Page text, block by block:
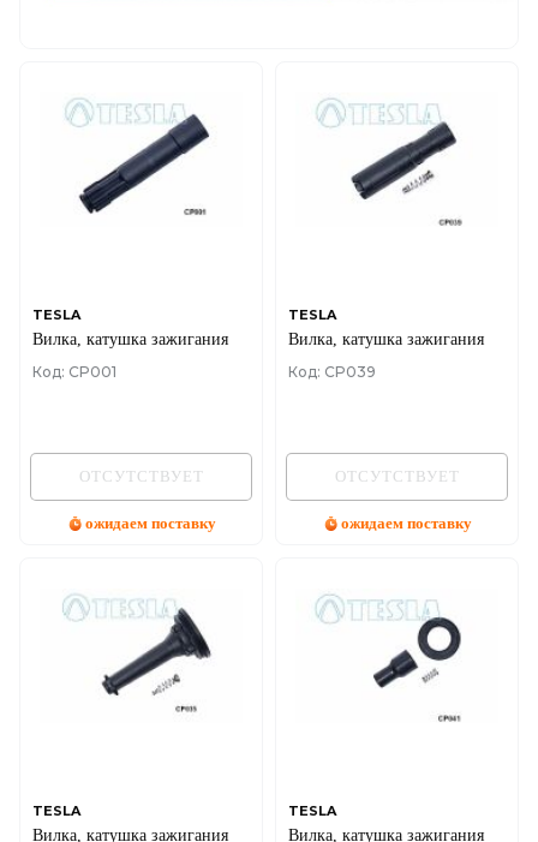
TESLA
Вилка, катушка зажигания
Код: CP001
ОТСУТСТВУЕТ
ожидаем поставку
TESLA
Вилка, катушка зажигания
Код: CP039
ОТСУТСТВУЕТ
ожидаем поставку
TESLA
Вилка, катушка зажигания
TESLA
Вилка, катушка зажигания